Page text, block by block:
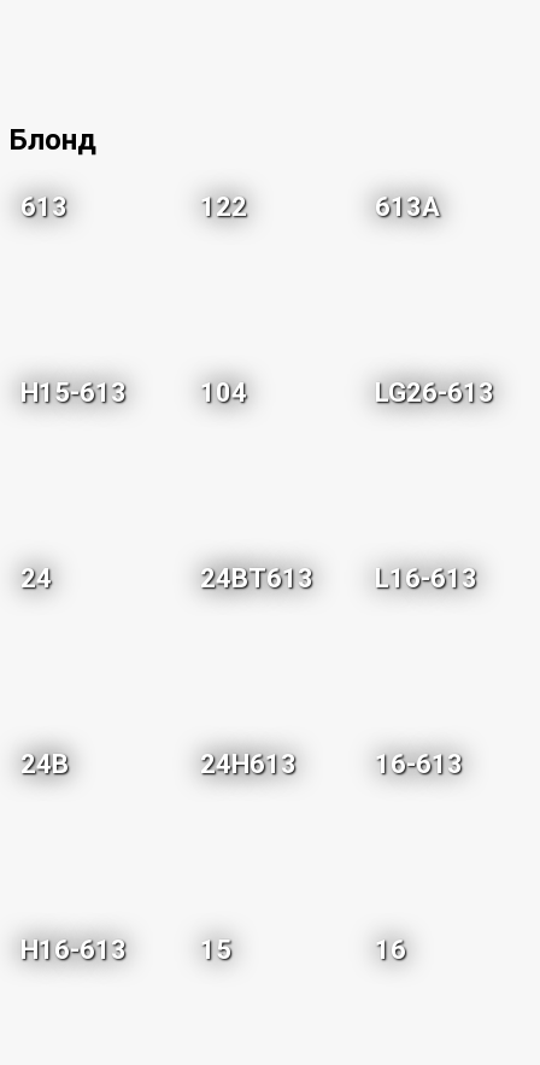
Блонд
613 122 613A
H15-613 104 LG26-613
24 24BT613 L16-613
24B 24H613 16-613
H16-613 15 16